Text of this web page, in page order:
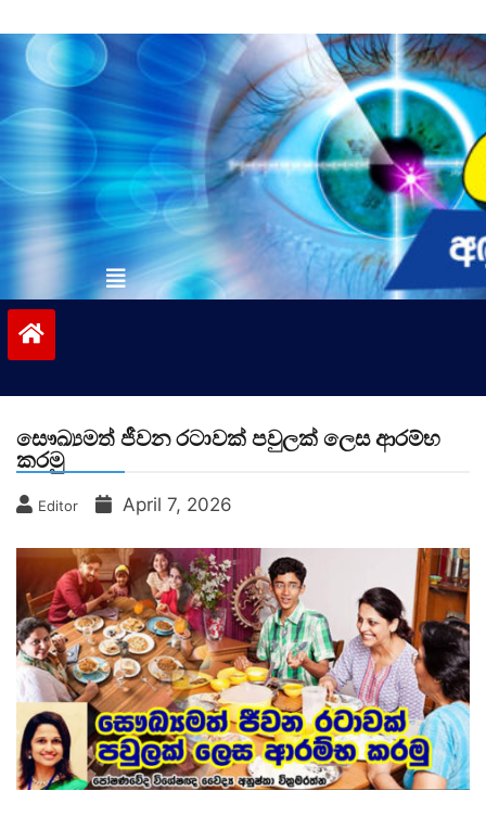
to
contentvinivida.lk
සෞඛ්‍යමත් ජීවන රටාවක් පවුලක් ලෙස ආරම්භ
කරමු
Editor April 7, 2026